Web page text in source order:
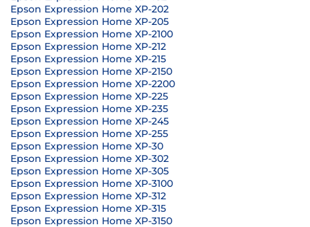
Epson Expression Home XP-202
Epson Expression Home XP-205
Epson Expression Home XP-2100
Epson Expression Home XP-212
Epson Expression Home XP-215
Epson Expression Home XP-2150
Epson Expression Home XP-2200
Epson Expression Home XP-225
Epson Expression Home XP-235
Epson Expression Home XP-245
Epson Expression Home XP-255
Epson Expression Home XP-30
Epson Expression Home XP-302
Epson Expression Home XP-305
Epson Expression Home XP-3100
Epson Expression Home XP-312
Epson Expression Home XP-315
Epson Expression Home XP-3150